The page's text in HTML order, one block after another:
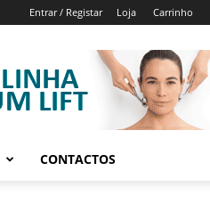
Entrar / Registar Loja Carrinho
CONTACTOS